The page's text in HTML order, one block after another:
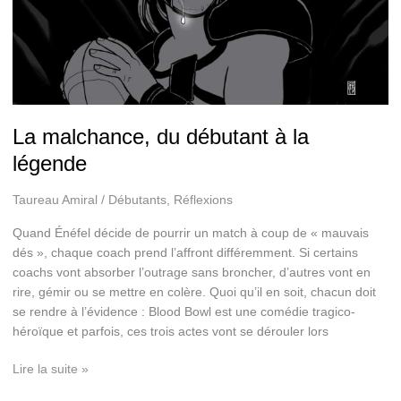
La malchance, du débutant à la
légende
Taureau Amiral / Débutants, Réflexions
Quand Énéfel décide de pourrir un match à coup de « mauvais
dés », chaque coach prend l’affront différemment. Si certains
coachs vont absorber l’outrage sans broncher, d’autres vont en
rire, gémir ou se mettre en colère. Quoi qu’il en soit, chacun doit
se rendre à l’évidence : Blood Bowl est une comédie tragico-
héroïque et parfois, ces trois actes vont se dérouler lors
La
Lire la suite »